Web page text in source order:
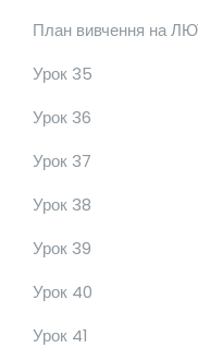
План вивчення на
Урок 35
Урок 36
Урок 37
Урок 38
Урок 39
Урок 40
Урок 41